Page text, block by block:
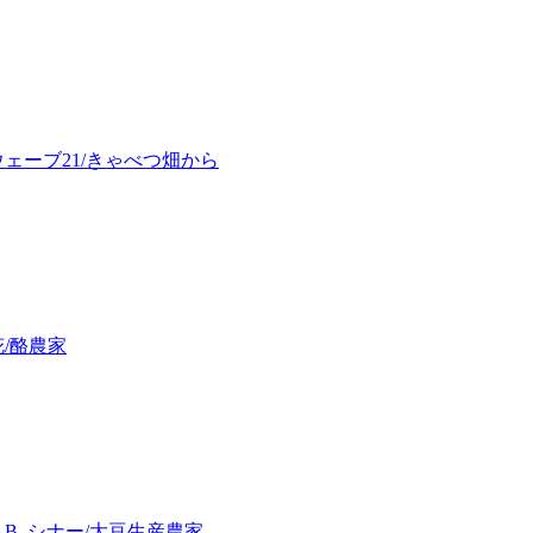
ェーブ21/きゃべつ畑から
酪農家